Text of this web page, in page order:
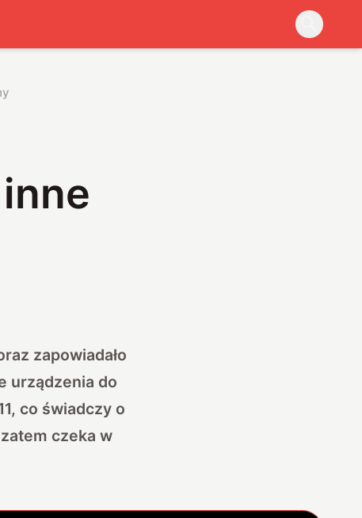
zapowiadało
urządzenia do
co świadczy o
czeka w